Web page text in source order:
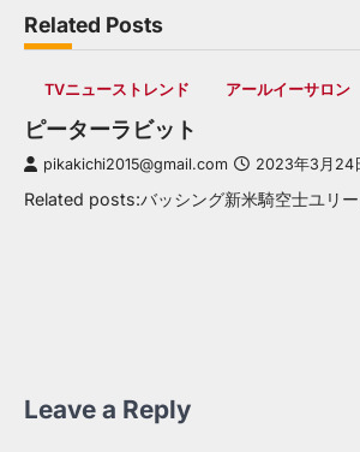
Related Posts
TVニューストレンド アールイーサロン
ピーターラビット
pikakichi2015@gmail.com 2023年3月24
Related posts:バッシング新米騎空士ユリー
Leave a Reply